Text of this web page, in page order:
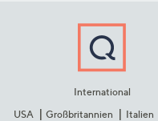
International
USA
Großbritannien Italien